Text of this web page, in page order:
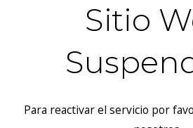
Sitio
Para reactivar el servicio por